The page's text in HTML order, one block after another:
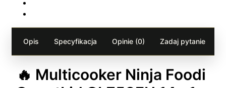
Opis Specyfikacja Opinie (0) Zadaj pytanie
🔥 Multicooker Ninja Foodi